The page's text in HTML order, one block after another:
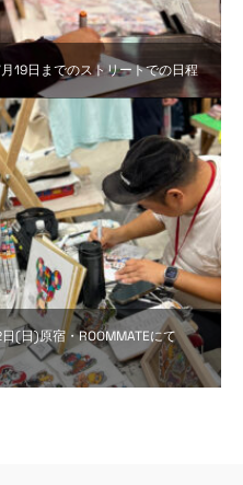
19日までのストリートでの日程
(日)原宿・ROOMMATEにて